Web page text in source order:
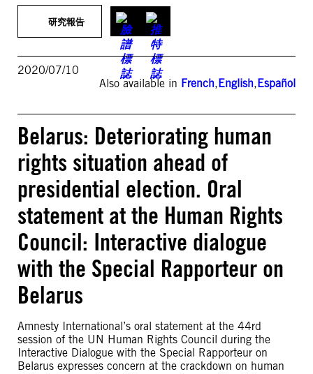
研究報告
2020/07/10
Also available in French,English,Español
Belarus: Deteriorating human
rights situation ahead of
presidential election. Oral
statement at the Human Rights
Council: Interactive dialogue
with the Special Rapporteur on
Belarus
Amnesty International’s oral statement at the 44rd
session of the UN Human Rights Council during the
Interactive Dialogue with the Special Rapporteur on
Belarus expresses concern at the crackdown on human